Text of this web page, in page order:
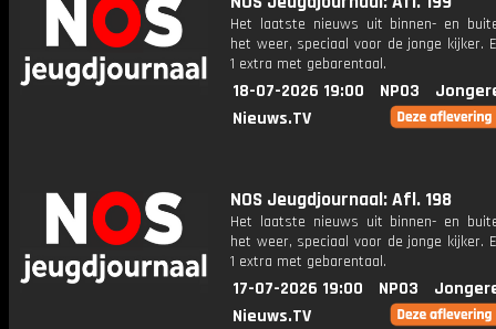
Het laatste nieuws uit binnen- en
het weer, speciaal voor de jonge kijker.
1 extra met gebarentaal.
18-07-2026 19:00 NPO3
Nieuws.TV
NOS Jeugdjournaal: Afl. 198
Het laatste nieuws uit binnen- en
het weer, speciaal voor de jonge kijker.
1 extra met gebarentaal.
17-07-2026 19:00 NPO3
Nieuws.TV